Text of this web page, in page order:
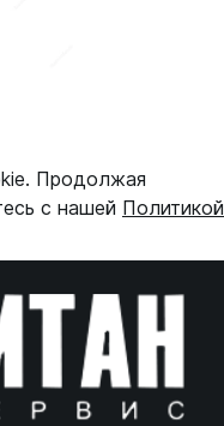
Продолжая
с нашей Политикой